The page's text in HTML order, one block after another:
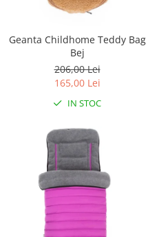
Geanta Childhome Teddy Bag
Bej
206,00 Lei
165,00 Lei
IN STOC